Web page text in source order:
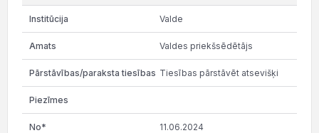
Valde
Valdes priekšsēdētājs
Tiesības pārstāvēt atsevišķi
11.06.2024